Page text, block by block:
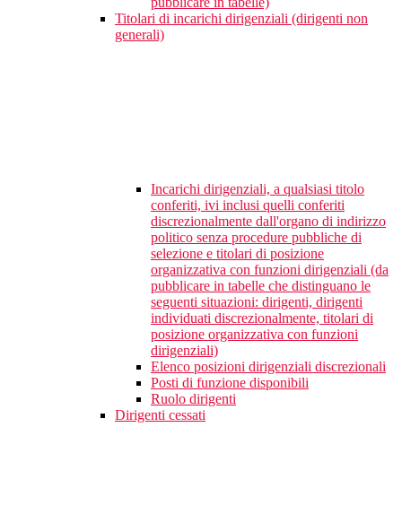
Titolari di incarichi dirigenziali (dirigenti non
generali)
Incarichi dirigenziali, a qualsiasi titolo
conferiti, ivi inclusi quelli conferiti
discrezionalmente dall'organo di indirizzo
politico senza procedure pubbliche di
selezione e titolari di posizione
organizzativa con funzioni dirigenziali (da
pubblicare in tabelle che distinguano le
seguenti situazioni: dirigenti, dirigenti
individuati discrezionalmente, titolari di
posizione organizzativa con funzioni
dirigenziali)
Elenco posizioni dirigenziali discrezionali
Posti di funzione disponibili
Ruolo dirigenti
Dirigenti cessati